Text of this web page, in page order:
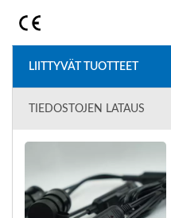
LIITTYVÄT TUOTTEET
TIEDOSTOJEN LATAUS